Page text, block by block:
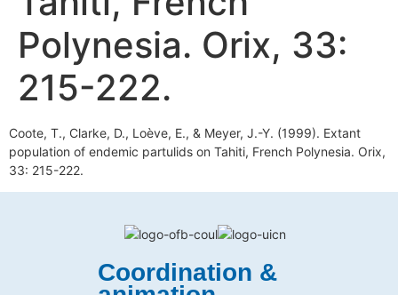
Polynesia. Orix, 33:
215-222.
Coote, T., Clarke, D., Loève, E., & Meyer, J.-Y. (1999). Extant
population of endemic partulids on Tahiti, French Polynesia. Orix,
33: 215-222.
Coordination &